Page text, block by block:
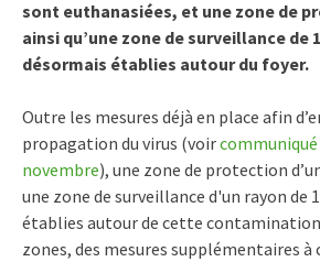
sont euthanasiées, et une zone de
ainsi qu’une zone de surveillance de
désormais établies autour du foyer.
Outre les mesures déjà en place afin
propagation du virus (voircommuniqué
novembre), une zone de protection
une zone de surveillance d'un rayon de
établies autour de cette contamination.
zones, des mesures supplémentaires à